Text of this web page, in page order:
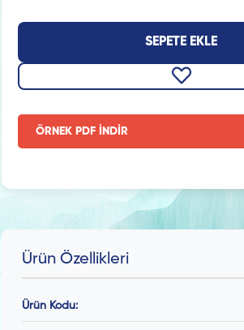
SEPETE EKLE
ÖRNEK PDF İNDİR
Ürün Özellikleri
Ürün Kodu: